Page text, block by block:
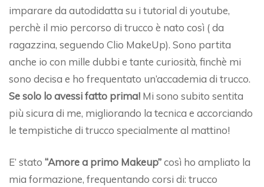
imparare da autodidatta su i tutorial di youtube,
perchè il mio percorso di trucco è nato così ( da
ragazzina, seguendo Clio MakeUp). Sono partita
anche io con mille dubbi e tante curiosità, finchè mi
sono decisa e ho frequentato un’accademia di trucco.
Se solo lo avessi fatto prima! Mi sono subito sentita
più sicura di me, migliorando la tecnica e accorciando
le tempistiche di trucco specialmente al mattino!
E’ stato “Amore a primo Makeup”così ho ampliato la
mia formazione, frequentando corsi di: trucco